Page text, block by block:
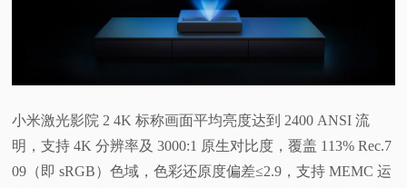
小米激光影院 2 4K 标称画面平均亮度达到 2400 ANSI 流
明，支持 4K 分辨率及 3000:1 原生对比度，覆盖 113% Rec.7
09（即 sRGB）色域，色彩还原度偏差≤2.9，支持 MEMC 运